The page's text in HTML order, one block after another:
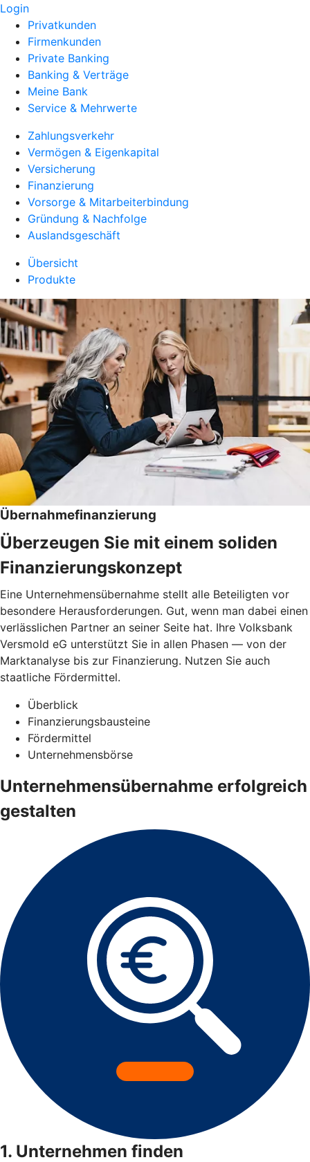
Login
Privatkunden
Firmenkunden
Private Banking
Banking & Verträge
Meine Bank
Service & Mehrwerte
Zahlungsverkehr
Vermögen & Eigenkapital
Versicherung
Finanzierung
Vorsorge & Mitarbeiterbindung
Gründung & Nachfolge
Auslandsgeschäft
Übersicht
Produkte
Übernahmefinanzierung
Überzeugen Sie mit einem soliden
Finanzierungskonzept
Eine Unternehmensübernahme stellt alle Beteiligten vor
besondere Herausforderungen. Gut, wenn man dabei einen
verlässlichen Partner an seiner Seite hat. Ihre Volksbank
Versmold eG unterstützt Sie in allen Phasen — von der
Marktanalyse bis zur Finanzierung. Nutzen Sie auch
staatliche Fördermittel.
Überblick
Finanzierungsbausteine
Fördermittel
Unternehmensbörse
Unternehmensübernahme erfolgreich
gestalten
1. Unternehmen finden